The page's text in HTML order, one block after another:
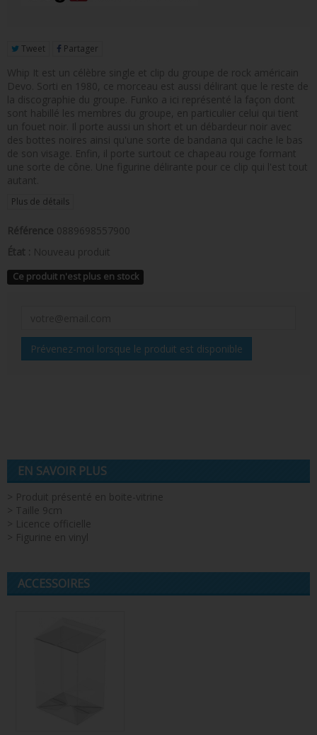
FIGURINE POP RETRO TOYS
FIGURINES POP AUTRES COMICS
POP PROTECTION
PORTE-CLÉS POCKET POP
FUNKO VINYL SODA
PELUCHE
Tweet Partager
Whip It est un célèbre single et clip du groupe de rock américain
Devo. Sorti en 1980, ce morceau est aussi délirant que le reste de
la discographie du groupe. Funko a ici représenté la façon dont
sont habillé les membres du groupe, en particulier celui qui tient
un fouet noir. Il porte aussi un short et un débardeur noir avec
des bottes noires ainsi qu'une sorte de bandana qui cache le bas
de son visage. Enfin, il porte surtout ce chapeau rouge formant
une sorte de cône. Une figurine délirante pour ce clip qui l'est tout
autant.
Plus de détails
Référence 0889698557900
État : Nouveau produit
Ce produit n'est plus en stock
Prévenez-moi lorsque le produit est disponible
EN SAVOIR PLUS
> Produit présenté en boite-vitrine
> Taille 9cm
> Licence officielle
> Figurine en vinyl
ACCESSOIRES